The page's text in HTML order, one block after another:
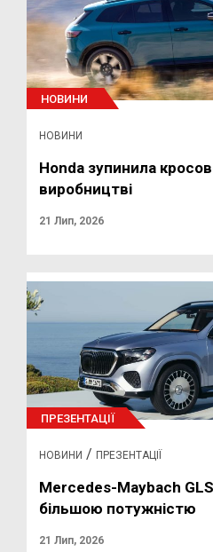
НОВИНИ
НОВИНИ
Honda зупинила
виробництві
21 Лип, 2026
ПРЕЗЕНТАЦІЇ
НОВИНИ / ПРЕЗЕНТАЦІЇ
Mercedes-Maybach
більшою потужністю
21 Лип, 2026